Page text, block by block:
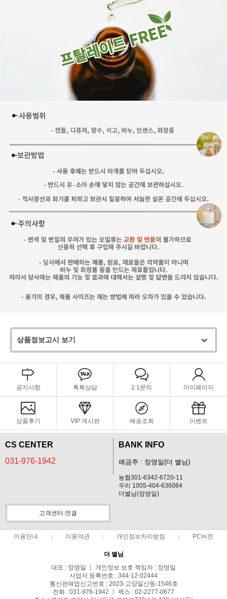
상품정보고시 보기
공지사항 톡톡상담 1:1문의 마이페이지
상품후기 VIP 게시판 배송조회 이벤트
CS CENTER
031-976-1942
BANK INFO
예금주 : 장영일(더 별님)
농협301-6342-6720-11
우리 1005-404-636084
더별님(장영일)
고객센터 연결
이용안내 이용약관 개인정보처리방침 PC버전
더 별님
대표 : 장영일 ㅣ 개인정보 보호 책임자 : 장영일
사업자 등록번호 : 344-12-02444
통신판매업신고번호 : 2023-고양일산동-1546호
전화 : 031-976-1942 ㅣ 팩스 : 02-2277-0677